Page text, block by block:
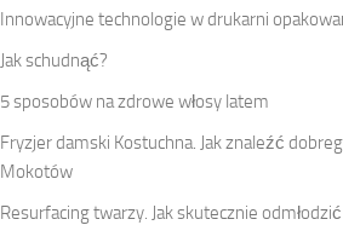
Innowacyjne technologie w drukarni
Jak schudnąć?
5 sposobów na zdrowe włosy latem
Fryzjer damski Kostuchna. Jak znaleźć
Mokotów
Resurfacing twarzy. Jak skutecznie